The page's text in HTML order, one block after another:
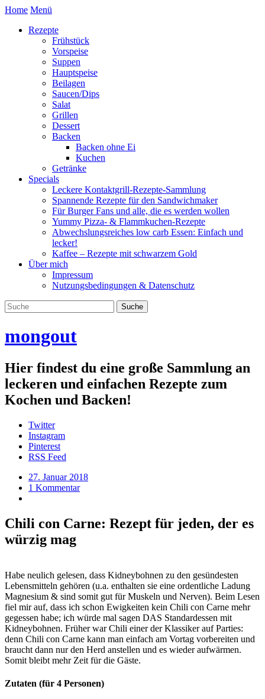
Home Menü
Rezepte
Frühstück
Vorspeise
Suppen
Hauptspeise
Beilagen
Saucen/Dips
Salat
Grillen
Dessert
Backen
Backen ohne Ei
Kuchen
Getränke
Specials
Leckere Kontaktgrill-Rezepte-Sammlung
Spannende Rezepte für den Sandwichmaker
Für Burger Fans und alle, die es werden wollen
Yummy Pizza- & Flammkuchen-Rezepte
Abwechslungsreiches low carb Essen: Einfach und
lecker!
Kaffee – Rezepte mit schwarzem Gold
Über mich
Impressum
Nutzungsbedingungen & Datenschutz
mongout
Hier findest du eine große Sammlung an
leckeren und einfachen Rezepte zum
Kochen und Backen!
Twitter
Instagram
Pinterest
RSS Feed
27. Januar 2018
1 Kommentar
Chili con Carne: Rezept für jeden, der es
würzig mag
Habe neulich gelesen, dass Kidneybohnen zu den gesündesten
Lebensmitteln gehören (u.a. enthalten sie eine ordentliche Ladung
Magnesium & sind somit gut für Muskeln und Nerven). Beim Lesen
fiel mir auf, dass ich schon Ewigkeiten kein Chili con Carne mehr
gegessen habe; ich würde mal sagen DAS Standardessen mit
Kidneybohnen. Früher war Chili einer der Klassiker auf Parties:
denn Chili con Carne kann man einfach am Vortag vorbereiten und
braucht dann nur den Herd anstellen und es wieder aufwärmen.
Somit bleibt mehr Zeit für die Gäste.
Zutaten (für 4 Personen)